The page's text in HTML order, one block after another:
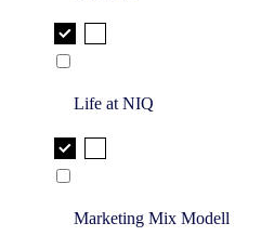
Life at NIQ
Marketing Mix Modell